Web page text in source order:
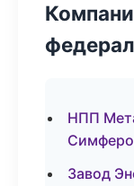
НПП
Завод